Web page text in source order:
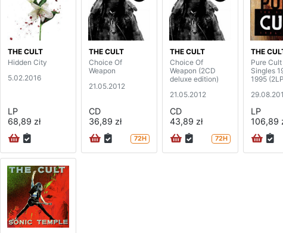
THE CULT
Hidden City
5.02.2016
LP
68,89 zł
THE CULT
Choice Of
Weapon
21.05.2012
CD
36,89 zł
72H
THE CULT
Choice Of
Weapon (2CD
deluxe edition)
21.05.2012
CD
43,89 zł
72H
THE
Pure
Singles
1995
LP
106,89